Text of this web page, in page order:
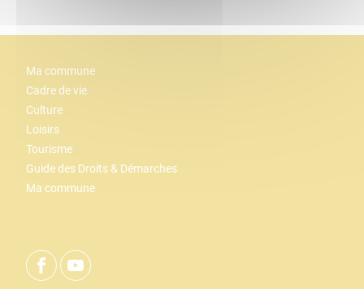
Ma commune
Cadre de vie
Culture
Loisirs
Tourisme
Guide des Droits & Démarches
Ma commune